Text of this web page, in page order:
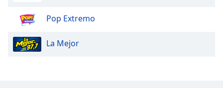
Pop Extremo
La Mejor